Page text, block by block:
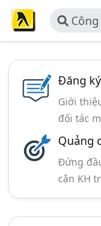
Nghi
Đăng
Giới
đối tác
Quảng
Đứng
cận KH